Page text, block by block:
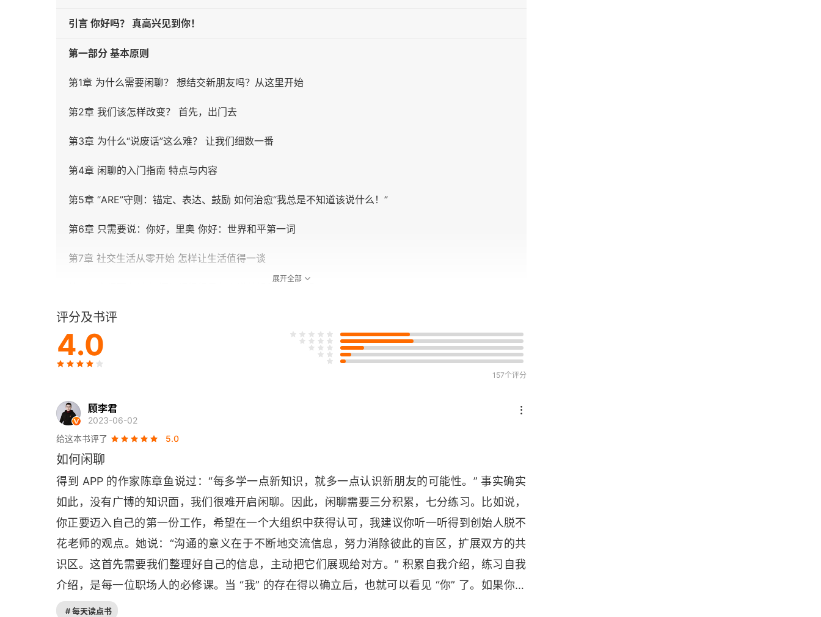
引言 你好吗？ 真高兴见到你！
第一部分 基本原则
第1章 为什么需要闲聊？ 想结交新朋友吗？从这里开始
第2章 我们该怎样改变？ 首先，出门去
第3章 为什么“说废话”这么难？ 让我们细数一番
第4章 闲聊的入门指南 特点与内容
第5章 “ARE”守则：锚定、表达、鼓励 如何治愈“我总是不知道该说什么！”
第6章 只需要说：你好，里奥 你好：世界和平第一词
第7章 社交生活从零开始 怎样让生活值得一谈
第9章 变得更有意思 为什么说知识是闲聊之光
第10章 变得富有吸引力 削弱自我意识的最佳方法
第12章 变得更易亲近 无声语言的力量
第二部分 变成流利、轻松且更有魅力的闲聊高手
第13章 嗨，我的名字是…… 向他人介绍，尤其是介绍自己
第14章 用餐、饮酒、四处走动 如何四下走动且不失态
第15章 礼貌的奥秘 热情，尊重，闲聊
第16章 男性与女性：交流风格的冲突 “我们”与“他们”的终极困境
第17章 我要怎么脱身？ 优雅地退场
第18章 你在说话时暴露了什么？ 万千声音中你的声音
展开全部
评分及书评
4.0
157个评分
顾李君
2023-06-02
给这本书评了
5.0
如何闲聊
得到 APP 的作家陈章鱼说过：“每多学一点新知识，就多一点认识新朋友的可能性。” 事实确实
如此，没有广博的知识面，我们很难开启闲聊。因此，闲聊需要三分积累，七分练习。比如说，
你正要迈入自己的第一份工作，希望在一个大组织中获得认可，我建议你听一听得到创始人脱不
花老师的观点。她说：“沟通的意义在于不断地交流信息，努力消除彼此的盲区，扩展双方的共
识区。这首先需要我们整理好自己的信息，主动把它们展现给对方。” 积累自我介绍，练习自我
介绍，是每一位职场人的必修课。当 “我” 的存在得以确立后，也就可以看见 “你” 了。如果你觉
得给我们想结交的人写自我介绍不好意思，我希望我们能主动。如果你是一个一贯内向的人，那
# 每天读点书